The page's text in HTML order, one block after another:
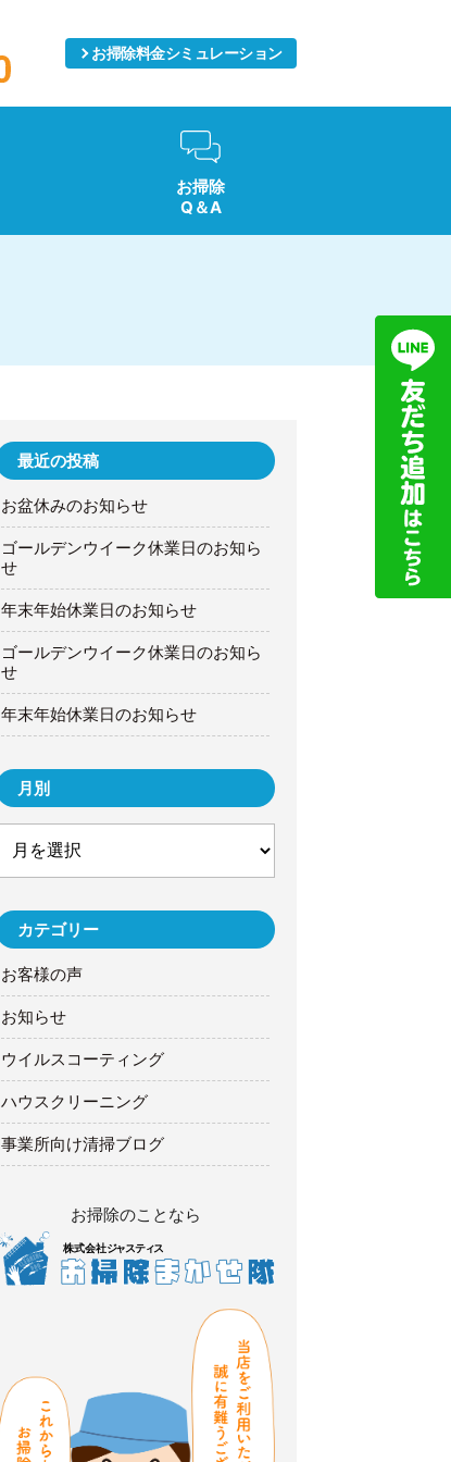
お掃除料金シミュレーション
お掃除
Q＆A
最近の投稿
お盆休みのお知らせ
ゴールデンウイーク休業日のお知ら
せ
年末年始休業日のお知らせ
ゴールデンウイーク休業日のお知ら
せ
年末年始休業日のお知らせ
月別
カテゴリー
お客様の声
お知らせ
ウイルスコーティング
ハウスクリーニング
事業所向け清掃ブログ
お掃除のことなら